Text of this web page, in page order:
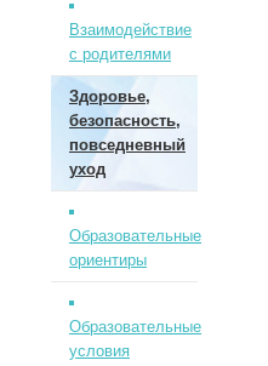
Взаимодействие
с родителями
Здоровье,
безопасность,
повседневный
уход
Образовательные
ориентиры
Образовательные
условия